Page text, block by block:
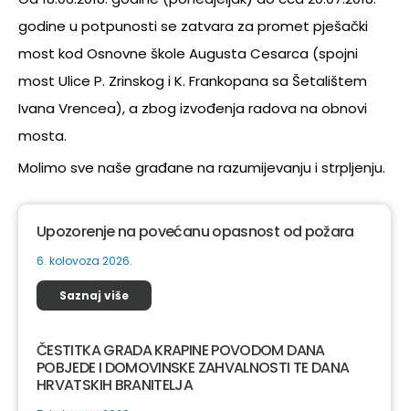
godine u potpunosti se zatvara za promet pješački
most kod Osnovne škole Augusta Cesarca (spojni
most Ulice P. Zrinskog i K. Frankopana sa Šetalištem
Ivana Vrencea), a zbog izvođenja radova na obnovi
mosta.
Molimo sve naše građane na razumijevanju i strpljenju.
Upozorenje na povećanu opasnost od požara
6. kolovoza 2026.
Saznaj više
ČESTITKA GRADA KRAPINE POVODOM DANA
POBJEDE I DOMOVINSKE ZAHVALNOSTI TE DANA
HRVATSKIH BRANITELJA